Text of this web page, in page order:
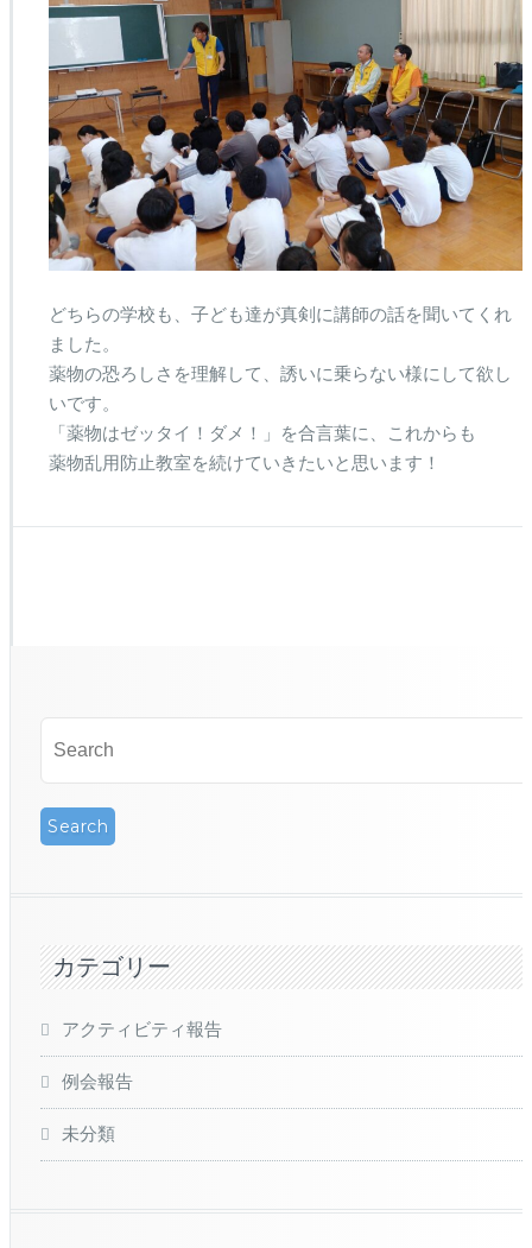
どちらの学校も、子ども達が真剣に講師の話を聞いてくれ
ました。
薬物の恐ろしさを理解して、誘いに乗らない様にして欲し
いです。
「薬物はゼッタイ！ダメ！」を合言葉に、これからも
薬物乱用防止教室を続けていきたいと思います！
カテゴリー
アクティビティ報告
例会報告
未分類